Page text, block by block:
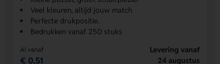
Veel kleuren, altijd jouw match
Perfecte drukpositie.
Bedrukken vanaf 250 stuks
Al vanaf
€ 0,51
Levering vanaf
24 augustus